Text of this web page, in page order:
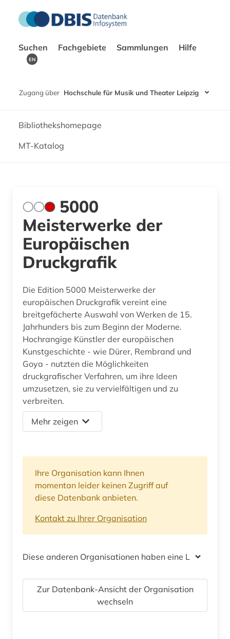
Suchen Fachgebiete Sammlungen Hilfe
EN
Zugang über Hochschule für Musik und Theater Leipzig
Bibliothekshomepage
MT-Katalog
5000
Meisterwerke der
Europäischen
Druckgrafik
Die Edition 5000 Meisterwerke der
europäischen Druckgrafik vereint eine
breitgefächerte Auswahl von Werken de 15.
Jahrhunders bis zum Beginn der Moderne.
Hochrangige Künstler der europäischen
Kunstgeschichte - wie Dürer, Rembrand und
Goya - nutzten die Möglichkeiten
druckgrafischer Verfahren, um ihre Ideen
umzusetzen, sie zu vervielfältigen und zu
verbreiten.
Mehr zeigen
Ihre Organisation kann Ihnen
momentan leider keinen Zugriff auf
diese Datenbank anbieten.
Kontakt zu Ihrer Organisation
Diese anderen Organisationen haben eine Lizenz
Zur Datenbank-Ansicht der Organisation
wechseln